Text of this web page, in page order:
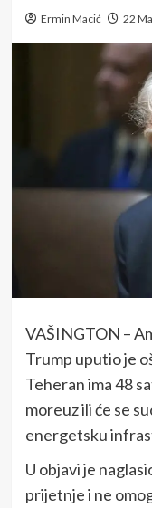
Ermin Macić 22
VAŠINGTON –
Trump uputio je
Teheran ima 48
moreuz ili će se
energetsku
U objavi je
prijetnje i ne